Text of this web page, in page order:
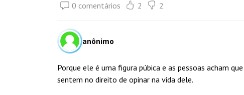
0 comentários 2 2
anônimo
Porque ele é uma figura púbica e as pessoas acham
sentem no direito de opinar na vida dele.